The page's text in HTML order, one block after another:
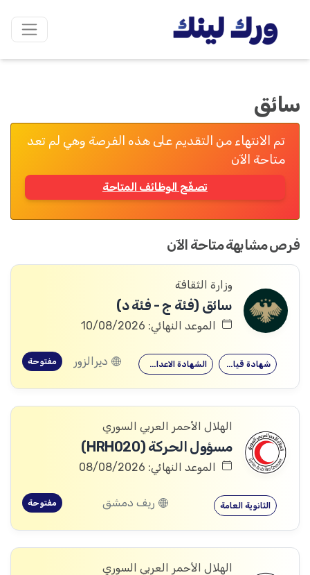
سائق
تم الانتهاء من التقديم على هذه الفرصة وهي لم تعد
متاحة الآن
تصفّح الوظائف المتاحة
فرص مشابهة متاحة الآن
وزارة الثقافة
سائق (فئة ج - فئة د)
الموعد النهائي: 10/08/2026
الشهادة الاعدادية شهادة قيادة ديرالزور مفتوحة
الهلال الأحمر العربي السوري
مسؤول الحركة (HRH020)
الموعد النهائي: 08/08/2026
الثانوية العامة ريف دمشق مفتوحة
الهلال الأحمر العربي السوري